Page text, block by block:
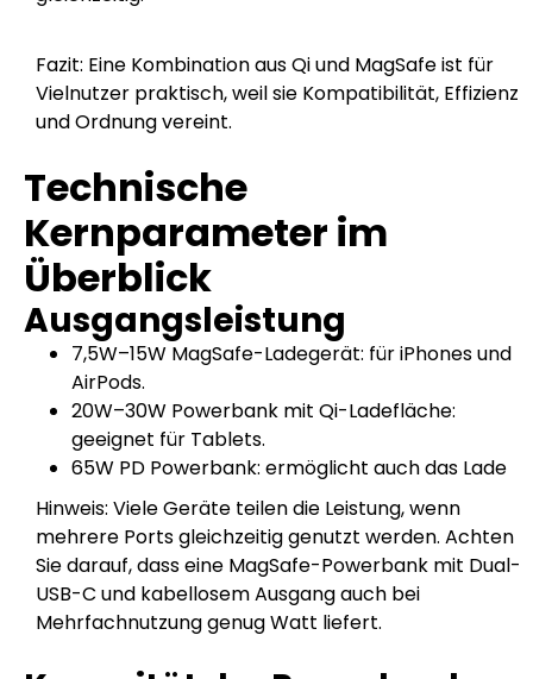
Fazit: Eine Kombination aus Qi und MagSafe ist für
Vielnutzer praktisch, weil sie Kompatibilität, Effizienz
und Ordnung vereint.
Technische
Kernparameter im
Überblick
Ausgangsleistung
7,5W–15W MagSafe-Ladegerät: für iPhones und
AirPods.
20W–30W Powerbank mit Qi-Ladefläche:
geeignet für Tablets.
65W PD Powerbank: ermöglicht auch das Lade
Hinweis: Viele Geräte teilen die Leistung, wenn
mehrere Ports gleichzeitig genutzt werden. Achten
Sie darauf, dass eine MagSafe-Powerbank mit Dual-
USB-C und kabellosem Ausgang auch bei
Mehrfachnutzung genug Watt liefert.